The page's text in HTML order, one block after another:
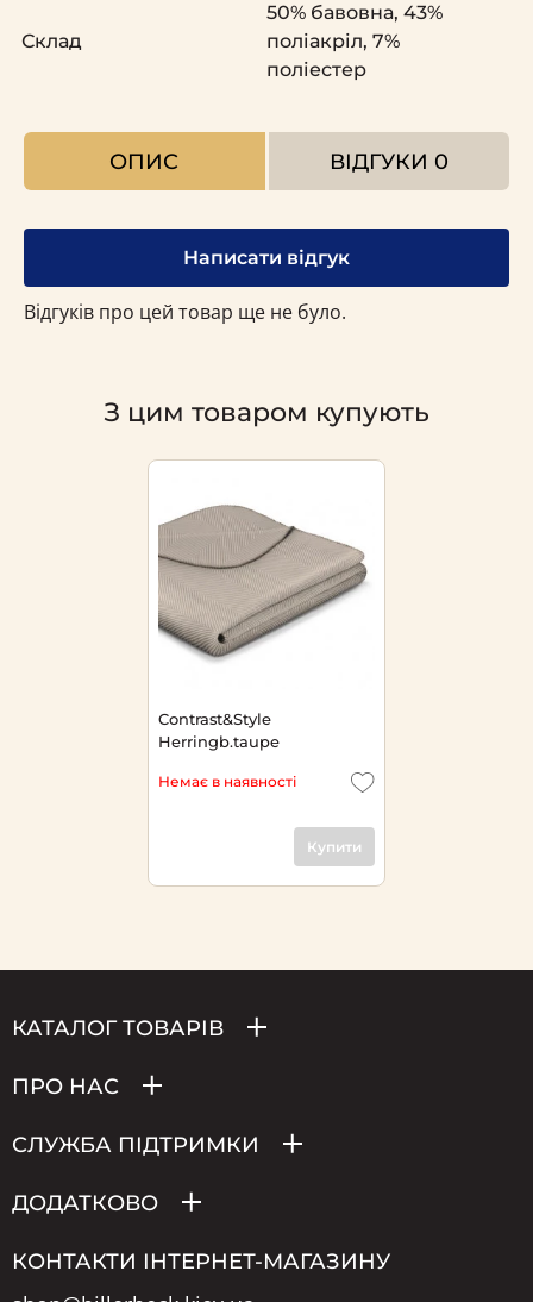
Склад
50% бавовна, 43%
поліакріл, 7%
поліестер
ОПИС ВІДГУКИ 0
Написати відгук
Відгуків про цей товар ще не було.
З цим товаром купують
Contrast&Style
Herringb.taupe
Немає в наявності
Купити
КАТАЛОГ ТОВАРІВ
ПРО НАС
СЛУЖБА ПІДТРИМКИ
ДОДАТКОВО
КОНТАКТИ ІНТЕРНЕТ-МАГАЗИНУ